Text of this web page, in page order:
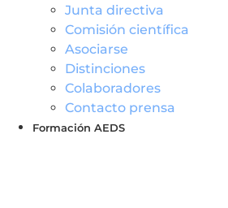
Junta directiva
Comisión científica
Asociarse
Distinciones
Colaboradores
Contacto prensa
Formación AEDS